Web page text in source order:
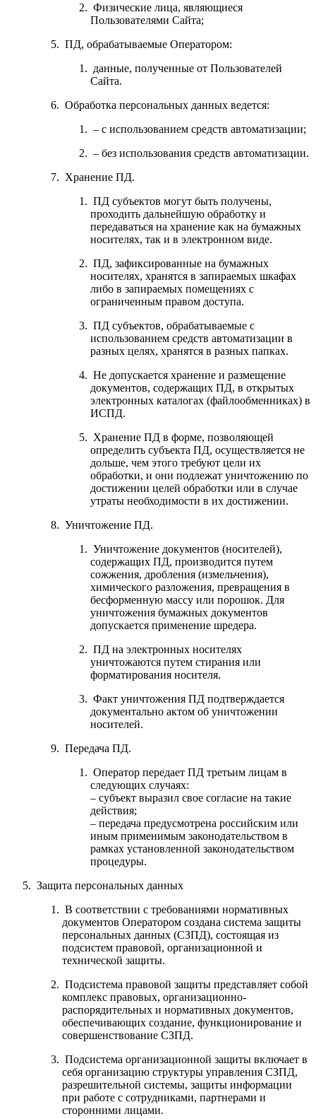
Физические лица, являющиеся
Пользователями Сайта;
ПД, обрабатываемые Оператором:
данные, полученные от Пользователей
Сайта.
Обработка персональных данных ведется:
– с использованием средств автоматизации;
– без использования средств автоматизации.
Хранение ПД.
ПД субъектов могут быть получены,
проходить дальнейшую обработку и
передаваться на хранение как на бумажных
носителях, так и в электронном виде.
ПД, зафиксированные на бумажных
носителях, хранятся в запираемых шкафах
либо в запираемых помещениях с
ограниченным правом доступа.
ПД субъектов, обрабатываемые с
использованием средств автоматизации в
разных целях, хранятся в разных папках.
Не допускается хранение и размещение
документов, содержащих ПД, в открытых
электронных каталогах (файлообменниках) в
ИСПД.
Хранение ПД в форме, позволяющей
определить субъекта ПД, осуществляется не
дольше, чем этого требуют цели их
обработки, и они подлежат уничтожению по
достижении целей обработки или в случае
утраты необходимости в их достижении.
Уничтожение ПД.
Уничтожение документов (носителей),
содержащих ПД, производится путем
сожжения, дробления (измельчения),
химического разложения, превращения в
бесформенную массу или порошок. Для
уничтожения бумажных документов
допускается применение шредера.
ПД на электронных носителях
уничтожаются путем стирания или
форматирования носителя.
Факт уничтожения ПД подтверждается
документально актом об уничтожении
носителей.
Передача ПД.
Оператор передает ПД третьим лицам в
следующих случаях:
– субъект выразил свое согласие на такие
действия;
– передача предусмотрена российским или
иным применимым законодательством в
рамках установленной законодательством
процедуры.
Защита персональных данных
В соответствии с требованиями нормативных
документов Оператором создана система защиты
персональных данных (СЗПД), состоящая из
подсистем правовой, организационной и
технической защиты.
Подсистема правовой защиты представляет собой
комплекс правовых, организационно-
распорядительных и нормативных документов,
обеспечивающих создание, функционирование и
совершенствование СЗПД.
Подсистема организационной защиты включает в
себя организацию структуры управления СЗПД,
разрешительной системы, защиты информации
при работе с сотрудниками, партнерами и
сторонними лицами.